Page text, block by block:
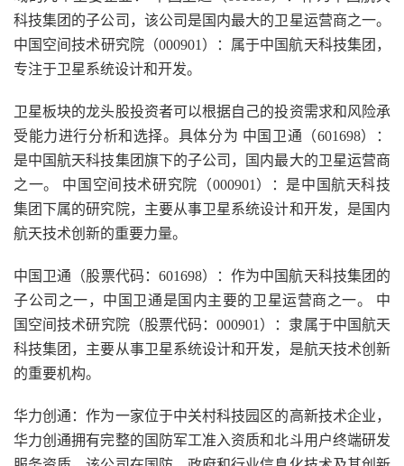
科技集团的子公司，该公司是国内最大的卫星运营商之一。
中国空间技术研究院（000901）：属于中国航天科技集团，
专注于卫星系统设计和开发。
卫星板块的龙头股投资者可以根据自己的投资需求和风险承
受能力进行分析和选择。具体分为 中国卫通（601698）：
是中国航天科技集团旗下的子公司，国内最大的卫星运营商
之一。 中国空间技术研究院（000901）：是中国航天科技
集团下属的研究院，主要从事卫星系统设计和开发，是国内
航天技术创新的重要力量。
中国卫通（股票代码：601698）：作为中国航天科技集团的
子公司之一，中国卫通是国内主要的卫星运营商之一。 中
国空间技术研究院（股票代码：000901）：隶属于中国航天
科技集团，主要从事卫星系统设计和开发，是航天技术创新
的重要机构。
华力创通：作为一家位于中关村科技园区的高新技术企业，
华力创通拥有完整的国防军工准入资质和北斗用户终端研发